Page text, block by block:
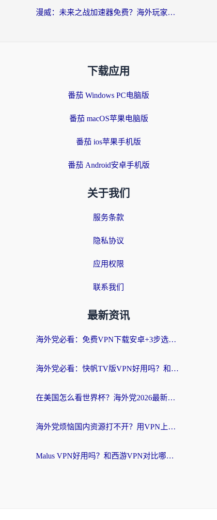
漫威：未来之战加速器免费？海外玩家国服畅玩终极指南（附一梦江湖弈剑行解决方案）
下载应用
番茄 Windows PC电脑版
番茄 macOS苹果电脑版
番茄 ios苹果手机版
番茄 Android安卓手机版
关于我们
服务条款
隐私协议
应用权限
联系我们
最新资讯
海外党必看：免费VPN下载安卓+3步选对国外到国内加速器，无缝刷国内资源
海外党必看：快帆TV版VPN好用吗？和斧牛手游VPN对比哪个回国效果更好？附电脑翻墙回国实用技巧
在美国怎么看世界杯？海外党2026最新回国加速器指南：从影音到游戏全搞定
海外党烦恼国内资源打不开？用VPN上海节点+这几点，轻松搞定回国加速！
Malus VPN好用吗？和西游VPN对比哪个回国效果更好？海外党亲测后的真实选择